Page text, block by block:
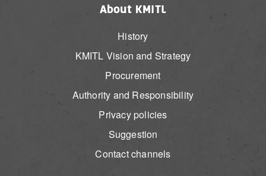
About KMITL
History
KMITL Vision and Strategy
Procurement
Authority and Responsibility
Privacy policies
Suggestion
Contact channels